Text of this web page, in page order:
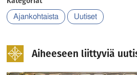
Ajankohtaista Uutiset
Aiheeseen liittyviä